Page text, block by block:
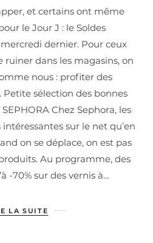
et certains ont même
le Jour J : le Soldes
dernier. Pour ceux
ruiner dans les magasins, on
nous : profiter des
sélection des bonnes
Chez Sephora, les
sur le net qu’en
on se déplace, on est pas
Au programme, des
-70% sur des vernis à…
LA SUITE